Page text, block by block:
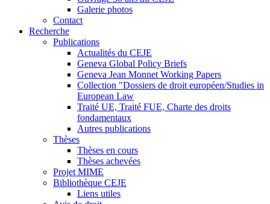
Galerie photos
Contact
Recherche
Publications
Actualités du CEJE
Geneva Global Policy Briefs
Geneva Jean Monnet Working Papers
Collection "Dossiers de droit européen/Studies in
European Law
Traité UE, Traité FUE, Charte des droits
fondamentaux
Autres publications
Thèses
Thèses en cours
Thèses achevées
Projet MIME
Bibliothèque CEJE
Liens utiles